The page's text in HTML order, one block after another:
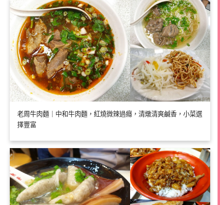
老周牛肉麵｜中和牛肉麵，紅燒微辣過癮，清燉清爽鹹香，小菜選
擇豐富